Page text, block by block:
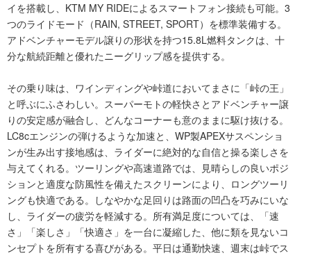
イを搭載し、KTM MY RIDEによるスマートフォン接続も可能。3
つのライドモード（RAIN, STREET, SPORT）を標準装備する。
アドベンチャーモデル譲りの形状を持つ15.8L燃料タンクは、十
分な航続距離と優れたニーグリップ感を提供する。
その乗り味は、ワインディングや峠道においてまさに「峠の王」
と呼ぶにふさわしい。スーパーモトの軽快さとアドベンチャー譲
りの安定感が融合し、どんなコーナーも意のままに駆け抜ける。
LC8cエンジンの弾けるような加速と、WP製APEXサスペンショ
ンが生み出す接地感は、ライダーに絶対的な自信と操る楽しさを
与えてくれる。ツーリングや高速道路では、見晴らしの良いポジ
ションと適度な防風性を備えたスクリーンにより、ロングツーリ
ングも快適である。しなやかな足回りは路面の凹凸を巧みにいな
し、ライダーの疲労を軽減する。所有満足度については、「速
さ」「楽しさ」「快適さ」を一台に凝縮した、他に類を見ないコ
ンセプトを所有する喜びがある。平日は通勤快速、週末は峠でス